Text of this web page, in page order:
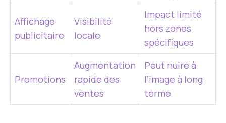
Affichage
publicitaire
Visibilité
locale
Impact limité
hors zones
spécifiques
Promotions
Augmentation
rapide des
ventes
Peut nuire à
l’image à long
terme